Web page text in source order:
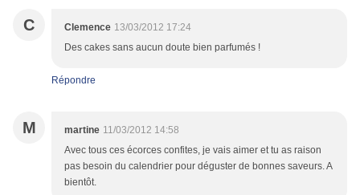
C Clemence 13/03/2012 17:24
Des cakes sans aucun doute bien parfumés !
Répondre
M martine 11/03/2012 14:58
Avec tous ces écorces confites, je vais aimer et tu as raison
pas besoin du calendrier pour déguster de bonnes saveurs. A
bientôt.